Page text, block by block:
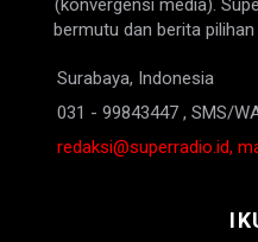
(konvergensi media).
bermutu dan berita
Surabaya, Indonesia
031 - 99843447 , SMS/
redaksi@superradio.id,